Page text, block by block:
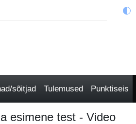
sõitjad Tulemused Punktiseis
esimene test - Video